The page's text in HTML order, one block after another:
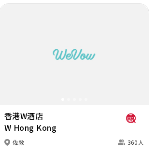
婚典禮。 寶鑽廳8 典雅精緻的「寶鑽廳」位於酒店二
地，讓新人締造浪漫難忘的回憶。
香港W酒店
W Hong Kong
佐敦 360人